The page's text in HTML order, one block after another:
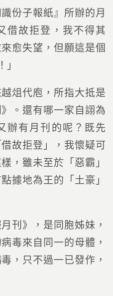
子報紙』所辦的月
借故拒登，我不得其
愈失望，但願這是個
」
代庖，所指大抵是
。還有哪一家自詡為
辦有月刊的呢？既先
故拒登」，我懷疑可
，雖未至於「惡霸」
據地為王的「土豪」
》，是同胞姊妹，
毒來自同一的母體，
，只不過一已發作，